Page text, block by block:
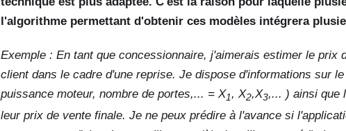
l'algorithme permettant d'obtenir ces modèles intégrera
Exemple : En tant que concessionnaire, j'aimerais estimer le prix
client dans le cadre d'une reprise. Je dispose d'informations sur
puissance moteur, nombre de portes,... = X1, X2,X3,... ) ainsi que
leur prix de vente finale. Je ne peux prédire à l'avance si